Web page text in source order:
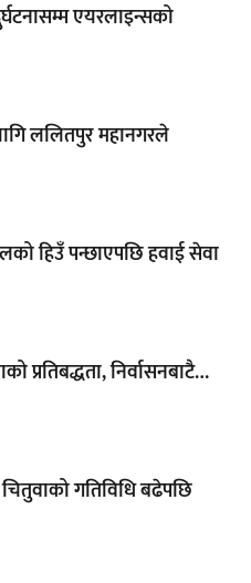
एयरलाइन्सको
ललितपुर महानगरले
हिउँ पन्छाएपछि हवाई सेवा
प्रतिबद्धता, निर्वासनबाटै…
गतिविधि बढेपछि